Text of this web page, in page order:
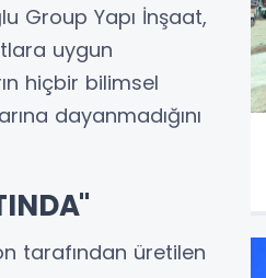
Group Yapı İnşaat,
uygun
hiçbir bilimsel
dayanmadığını
tarafından üretilen